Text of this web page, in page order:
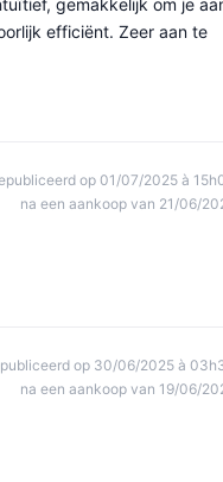
gemakkelijk om je
efficiënt. Zeer aan te
op 01/07/2025 à
na een aankoop van 21/06/
op 30/06/2025 à
na een aankoop van 19/06/